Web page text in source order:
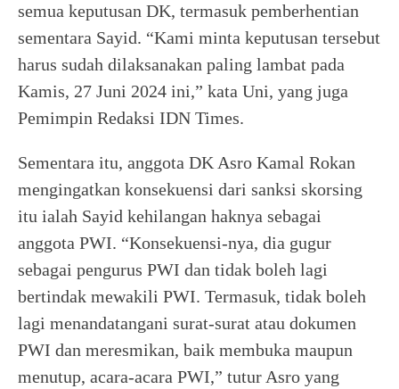
semua keputusan DK, termasuk pemberhentian
sementara Sayid. “Kami minta keputusan tersebut
harus sudah dilaksanakan paling lambat pada
Kamis, 27 Juni 2024 ini,” kata Uni, yang juga
Pemimpin Redaksi IDN Times.
Sementara itu, anggota DK Asro Kamal Rokan
mengingatkan konsekuensi dari sanksi skorsing
itu ialah Sayid kehilangan haknya sebagai
anggota PWI. “Konsekuensi-nya, dia gugur
sebagai pengurus PWI dan tidak boleh lagi
bertindak mewakili PWI. Termasuk, tidak boleh
lagi menandatangani surat-surat atau dokumen
PWI dan meresmikan, baik membuka maupun
menutup, acara-acara PWI,” tutur Asro yang